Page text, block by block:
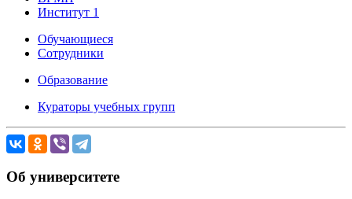
Институт 1
Обучающиеся
Сотрудники
Образование
Кураторы учебных групп
Об университете